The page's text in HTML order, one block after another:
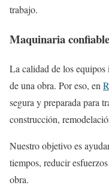
trabajo.
Maquinaria
La calidad de los
de una obra. Por eso, en
segura y preparada para
construcción,
Nuestro objetivo es
tiempos, reducir
obra.